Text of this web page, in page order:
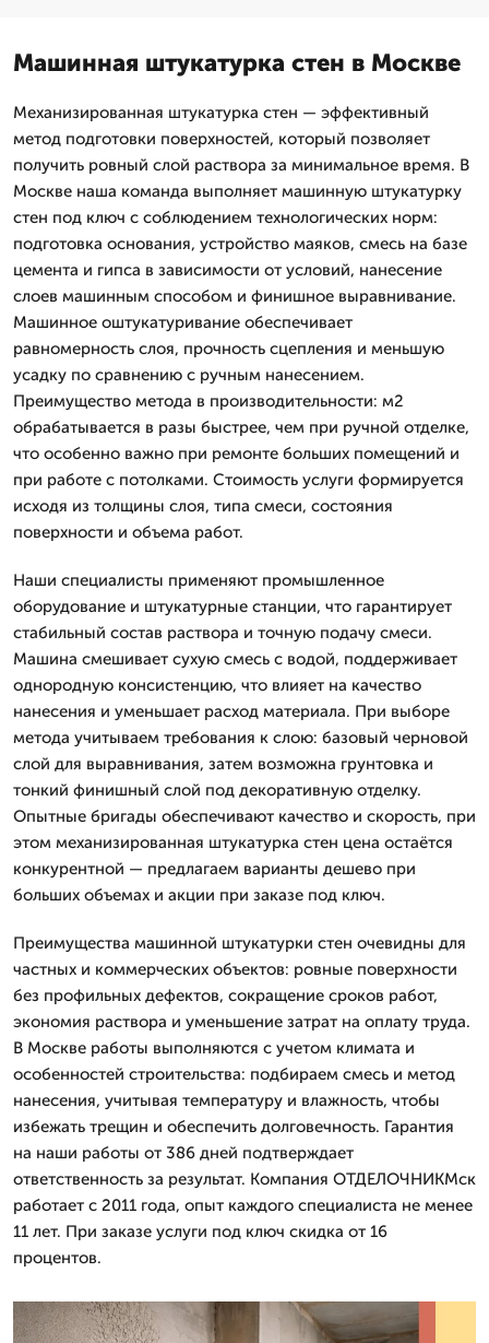
Машинная штукатурка стен в Москве
Механизированная штукатурка стен — эффективный
метод подготовки поверхностей, который позволяет
получить ровный слой раствора за минимальное время. В
Москве наша команда выполняет машинную штукатурку
стен под ключ с соблюдением технологических норм:
подготовка основания, устройство маяков, смесь на базе
цемента и гипса в зависимости от условий, нанесение
слоев машинным способом и финишное выравнивание.
Машинное оштукатуривание обеспечивает
равномерность слоя, прочность сцепления и меньшую
усадку по сравнению с ручным нанесением.
Преимущество метода в производительности: м2
обрабатывается в разы быстрее, чем при ручной отделке,
что особенно важно при ремонте больших помещений и
при работе с потолками. Стоимость услуги формируется
исходя из толщины слоя, типа смеси, состояния
поверхности и объема работ.
Наши специалисты применяют промышленное
оборудование и штукатурные станции, что гарантирует
стабильный состав раствора и точную подачу смеси.
Машина смешивает сухую смесь с водой, поддерживает
однородную консистенцию, что влияет на качество
нанесения и уменьшает расход материала. При выборе
метода учитываем требования к слою: базовый черновой
слой для выравнивания, затем возможна грунтовка и
тонкий финишный слой под декоративную отделку.
Опытные бригады обеспечивают качество и скорость, при
этом механизированная штукатурка стен цена остаётся
конкурентной — предлагаем варианты дешево при
больших объемах и акции при заказе под ключ.
Преимущества машинной штукатурки стен очевидны для
частных и коммерческих объектов: ровные поверхности
без профильных дефектов, сокращение сроков работ,
экономия раствора и уменьшение затрат на оплату труда.
В Москве работы выполняются с учетом климата и
особенностей строительства: подбираем смесь и метод
нанесения, учитывая температуру и влажность, чтобы
избежать трещин и обеспечить долговечность. Гарантия
на наши работы от 386 дней подтверждает
ответственность за результат. Компания ОТДЕЛОЧНИКМск
работает с 2011 года, опыт каждого специалиста не менее
11 лет. При заказе услуги под ключ скидка от 16
процентов.